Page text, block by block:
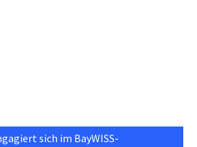
sich im BayWISS-